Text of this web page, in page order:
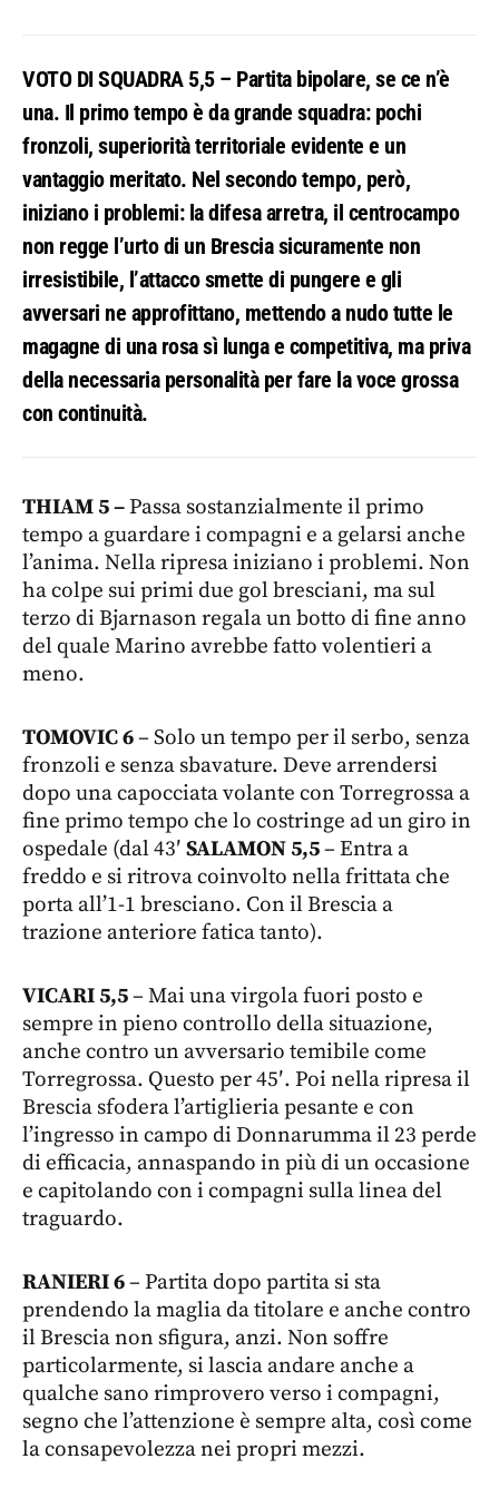
VOTO DI SQUADRA 5,5– Partita bipolare, se ce n’è
una. Il primo tempo è da grande squadra: pochi
fronzoli, superiorità territoriale evidente e un
vantaggio meritato. Nel secondo tempo, però,
iniziano i problemi: la difesa arretra, il centrocampo
non regge l’urto di un Brescia sicuramente non
irresistibile, l’attacco smette di pungere e gli
avversari ne approfittano, mettendo a nudo tutte le
magagne di una rosa sì lunga e competitiva, ma priva
della necessaria personalità per fare la voce grossa
con continuità.
THIAM 5 –Passa sostanzialmente il primo
tempo a guardare i compagni e a gelarsi anche
l’anima. Nella ripresa iniziano i problemi. Non
ha colpe sui primi due gol bresciani, ma sul
terzo di Bjarnason regala un botto di fine anno
del quale Marino avrebbe fatto volentieri a
meno.
TOMOVIC 6– Solo un tempo per il serbo, senza
fronzoli e senza sbavature. Deve arrendersi
dopo una capocciata volante con Torregrossa a
fine primo tempo che lo costringe ad un giro in
ospedale (dal 43′ SALAMON 5,5– Entra a
freddo e si ritrova coinvolto nella frittata che
porta all’1-1 bresciano. Con il Brescia a
trazione anteriore fatica tanto).
VICARI 5,5– Mai una virgola fuori posto e
sempre in pieno controllo della situazione,
anche contro un avversario temibile come
Torregrossa. Questo per 45′. Poi nella ripresa il
Brescia sfodera l’artiglieria pesante e con
l’ingresso in campo di Donnarumma il 23 perde
di efficacia, annaspando in più di un occasione
e capitolando con i compagni sulla linea del
traguardo.
RANIERI 6– Partita dopo partita si sta
prendendo la maglia da titolare e anche contro
il Brescia non sfigura, anzi. Non soffre
particolarmente, si lascia andare anche a
qualche sano rimprovero verso i compagni,
segno che l’attenzione è sempre alta, così come
la consapevolezza nei propri mezzi.